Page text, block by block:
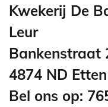
Kwekerij De
Leur
Bankenstraat
4874 ND
Bel ons op: